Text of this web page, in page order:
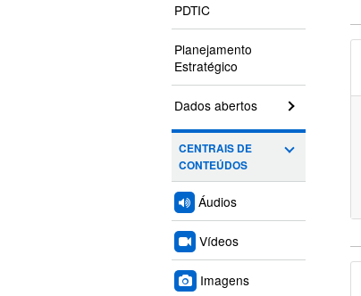
PDTIC
Planejamento
Estratégico
Dados abertos
CENTRAIS DE
CONTEÚDOS
Áudios
Vídeos
Imagens